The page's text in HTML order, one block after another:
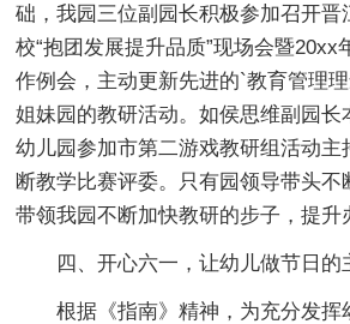
础，我园三位副园长积极参加召开晋
校“抱团发展提升品质”现场会暨20xx
作例会，主动更新先进的`教育管理
姐妹园的教研活动。如侯思维副园长
幼儿园参加市第二游戏教研组活动主
断教学比赛评委。只有园领导带头不
带领我园不断加快教研的步子，提升
四、开心六一，让幼儿做节日的
根据《指南》精神，为充分发挥